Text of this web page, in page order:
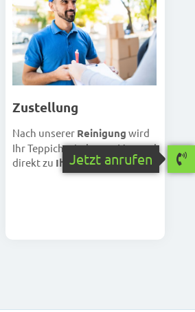
Zustellung
Nach unserer Reinigung wird
Ihr Teppich wieder per Versand
direkt zu Ihnengeschickt.
Jetzt anrufen